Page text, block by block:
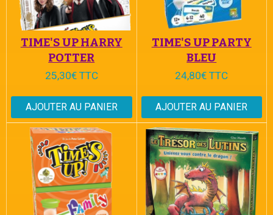
TIME'S UP HARRY
POTTER
25,30€ TTC
AJOUTER AU PANIER
TIME'S UP PARTY
BLEU
24,80€ TTC
AJOUTER AU PANIER